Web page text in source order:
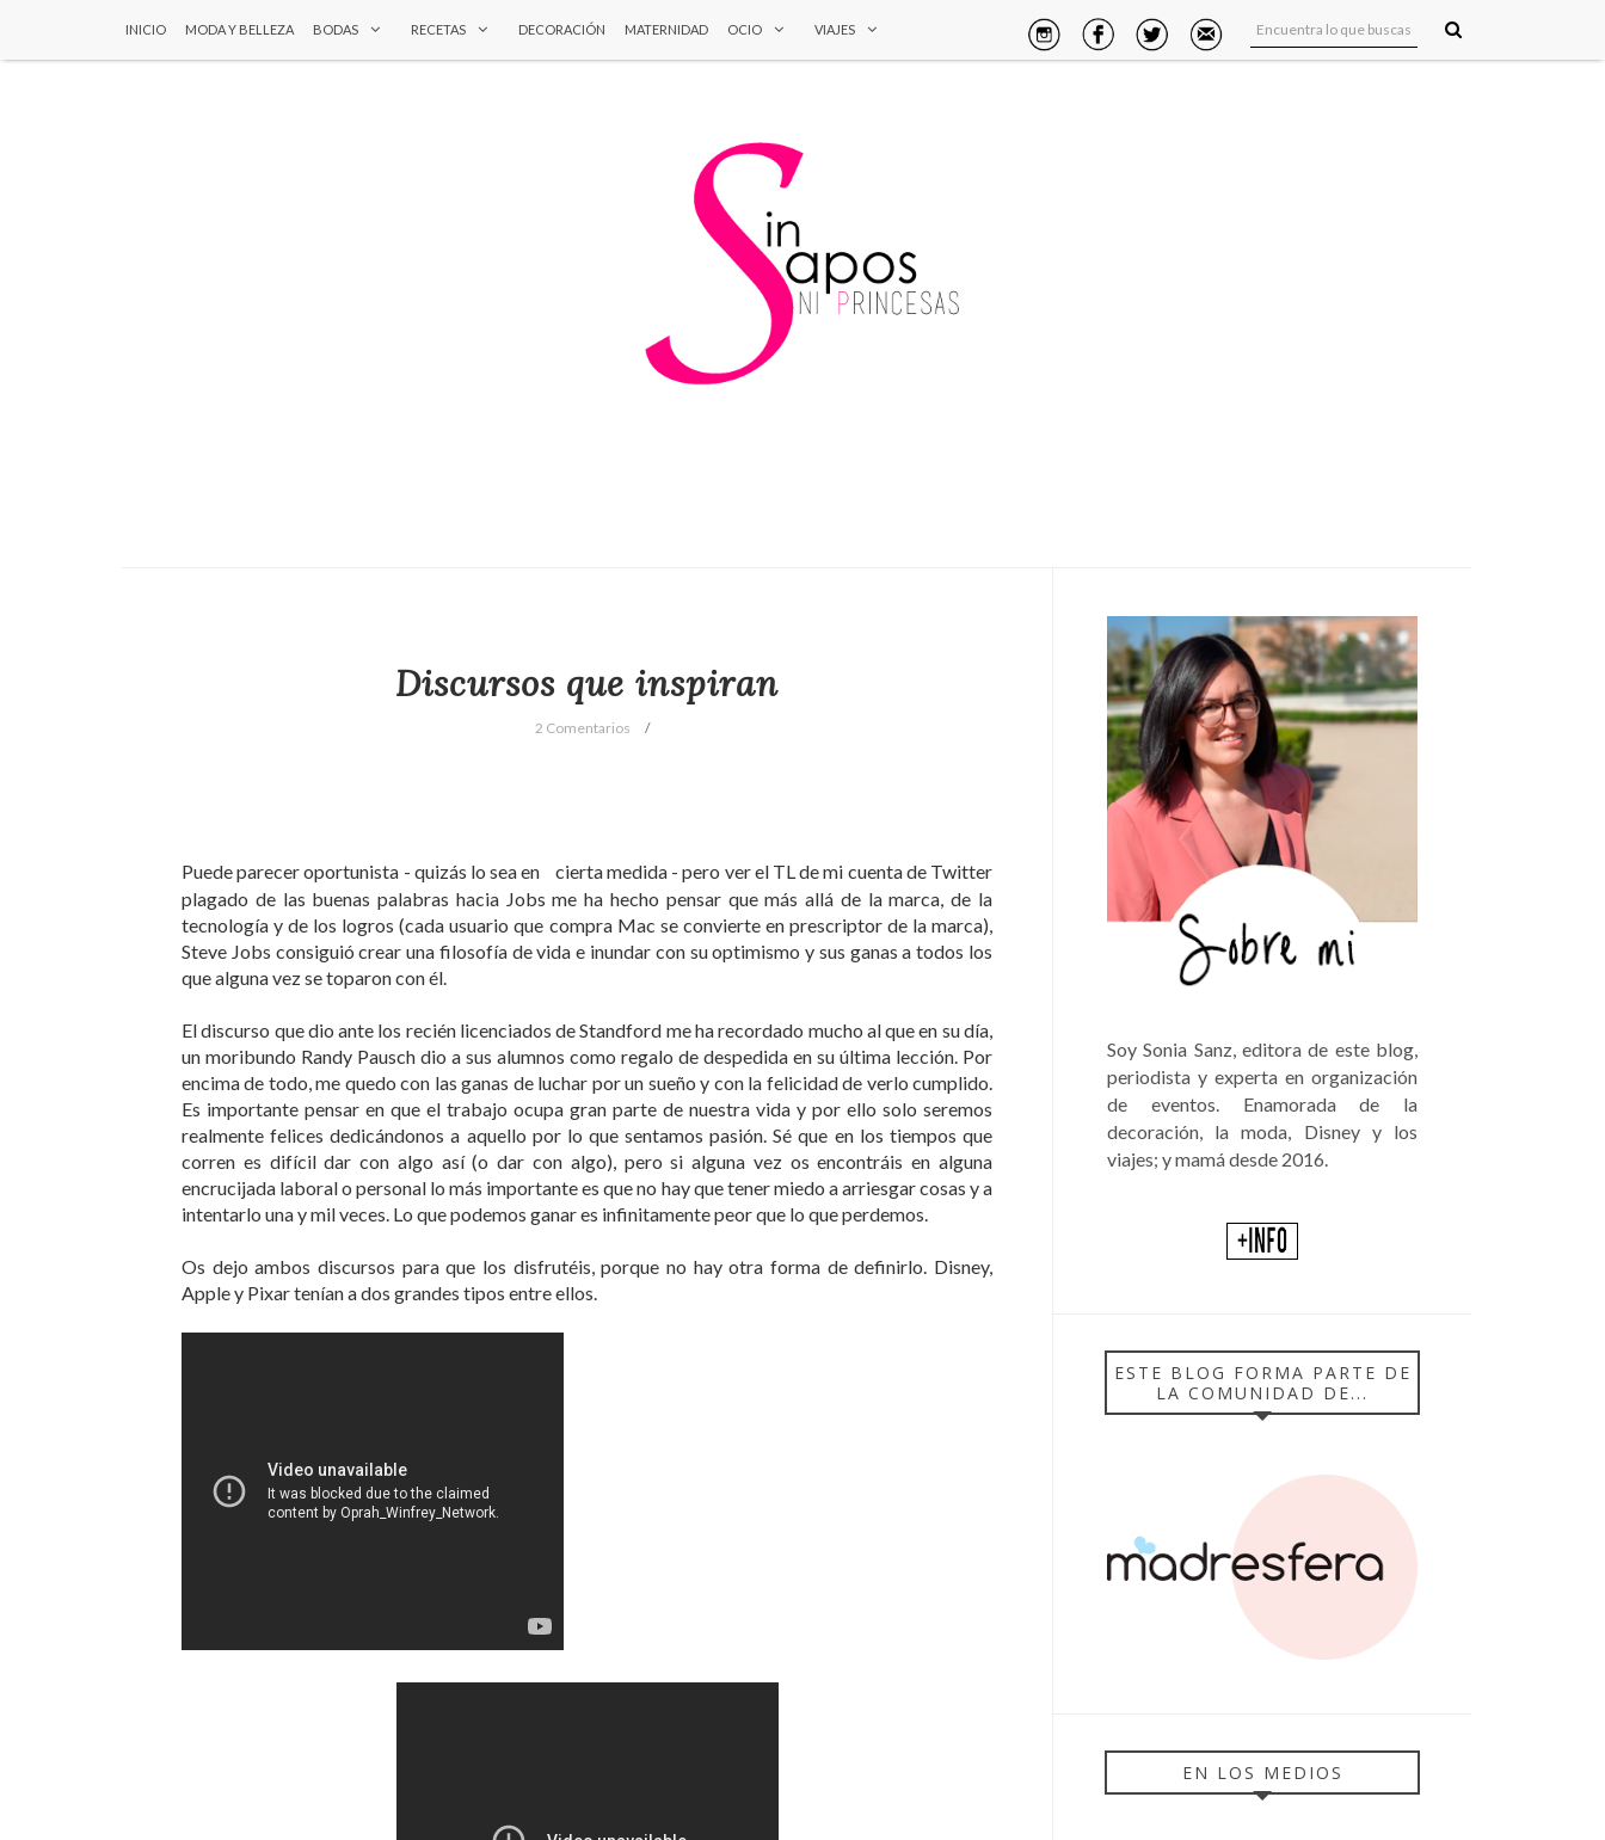
INICIO MODA Y BELLEZA BODAS RECETAS DECORACIÓN MATERNIDAD OCIO VIAJES
Discursos que inspiran
2 Comentarios
Puede parecer oportunista - quizás lo sea en
cierta medida - pero ver el TL de mi cuenta de Twitter
plagado de las buenas palabras hacia Jobs me ha hecho pensar que más allá de la marca, de la
tecnología y de los logros (cada usuario que compra Mac se convierte en prescriptor de la marca),
Steve Jobs consiguió crear una filosofía de vida e inundar con su optimismo y sus ganas a todos los
que alguna vez se toparon con él.
El discurso que dio ante los recién licenciados de Standford me ha recordado mucho al que en su día,
un moribundo Randy Pausch dio a sus alumnos como regalo de despedida en su última lección. Por
encima de todo, me quedo con las ganas de luchar por un sueño y con la felicidad de verlo cumplido.
Es importante pensar en que el trabajo ocupa gran parte de nuestra vida y por ello solo seremos
realmente felices dedicándonos a aquello por lo que sentamos pasión. Sé que en los tiempos que
corren es difícil dar con algo así (o dar con algo), pero si alguna vez os encontráis en alguna
encrucijada laboral o personal lo más importante es que no hay que tener miedo a arriesgar cosas y a
intentarlo una y mil veces. Lo que podemos ganar es infinitamente peor que lo que perdemos.
Os dejo ambos discursos para que los disfrutéis, porque no hay otra forma de definirlo. Disney,
Apple y Pixar tenían a dos grandes tipos entre ellos.
Soy Sonia Sanz, editora de este blog,
periodista y experta en organización
de eventos. Enamorada de la
decoración, la moda, Disney y los
viajes; y mamá desde 2016.
ESTE BLOG FORMA PARTE DE
LA COMUNIDAD DE...
EN LOS MEDIOS